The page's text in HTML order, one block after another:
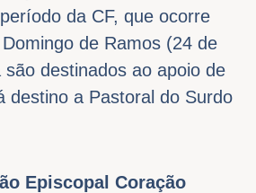
da CF, que ocorre
de Ramos (24 de
destinados ao apoio de
destino a Pastoral do Surdo
Episcopal Coração